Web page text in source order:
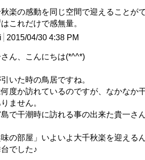
楽の感動を同じ空間で迎えることが
これだけで感無量。
2015/04/30 4:38 PM
ん、こんにちは(*^^*)
いた時の鳥居ですね。
度か訪れているのですが、なかなか
ません。
で干潮時に訪れる事の出来た貴一さ
味の部屋」いよいよ大千秋楽を迎える
でした♪